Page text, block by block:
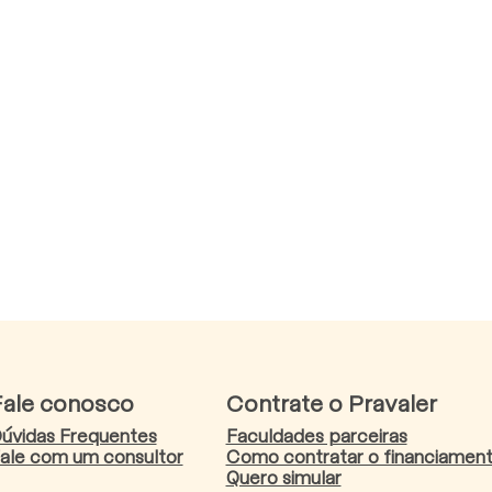
conosco
Frequentes
com um consultor
Contrate o Pravaler
Faculdades parceiras
Como contratar o
Quero simular